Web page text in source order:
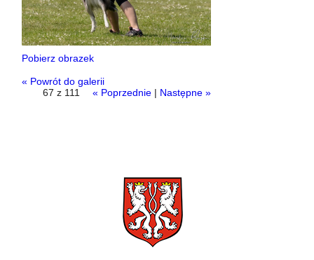
Pobierz obrazek
« Powrót do galerii
67 z 111
« Poprzednie | Następne »